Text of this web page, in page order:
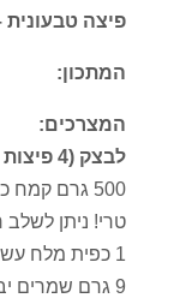
פיצה
המתכון:
המצרכים:
לבצק (4 פיצות בינוניות):
500 גרם
טרי! ניתן לשלב
1 כפית מלח עשבים/הימלאיה
9 גרם שמרים יבשים